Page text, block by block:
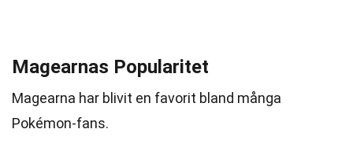
Magearnas Popularitet
Magearna har blivit en favorit bland många
Pokémon-fans.